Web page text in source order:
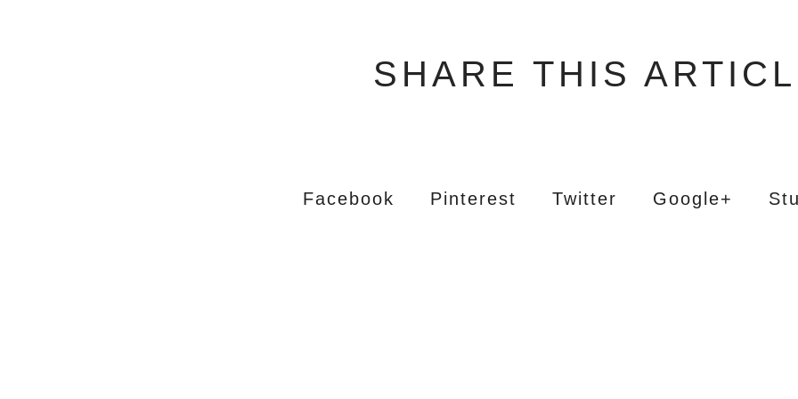
SHARE THIS
Facebook Pinterest Twitter Google+